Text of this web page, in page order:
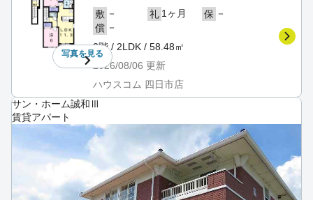
写真を見る
敷 － 礼 1ヶ月 保 －
償 －
2階 / 2LDK / 58.48㎡
2026/08/06 更新
ハウスコム 四日市店
サン・ホーム誠和Ⅲ
賃貸アパート